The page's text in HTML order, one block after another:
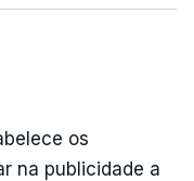
os
na publicidade a